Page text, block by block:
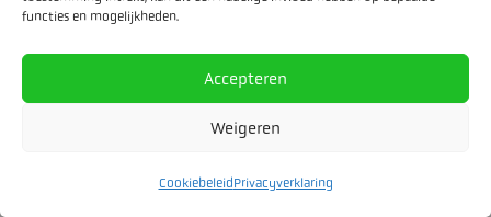
functies en mogelijkheden.
Accepteren
Weigeren
CookiebeleidPrivacyverklaring